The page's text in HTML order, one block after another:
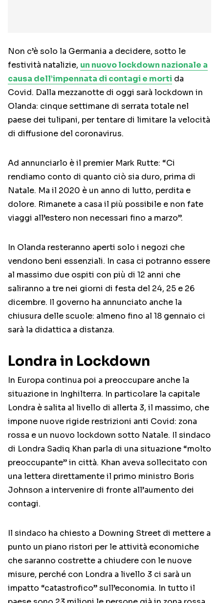
Non c’è solo la Germania a decidere, sotto le
festività natalizie, un nuovo lockdown nazionale a
causa dell’impennata di contagi e morti da
Covid. Dalla mezzanotte di oggi sarà lockdown in
Olanda: cinque settimane di serrata totale nel
paese dei tulipani, per tentare di limitare la velocità
di diffusione del coronavirus.
Ad annunciarlo è il premier Mark Rutte: “Ci
rendiamo conto di quanto ciò sia duro, prima di
Natale. Ma il 2020 è un anno di lutto, perdita e
dolore. Rimanete a casa il più possibile e non fate
viaggi all’estero non necessari fino a marzo”.
In Olanda resteranno aperti solo i negozi che
vendono beni essenziali. In casa ci potranno essere
al massimo due ospiti con più di 12 anni che
saliranno a tre nei giorni di festa del 24, 25 e 26
dicembre. Il governo ha annunciato anche la
chiusura delle scuole: almeno fino al 18 gennaio ci
sarà la didattica a distanza.
Londra in Lockdown
In Europa continua poi a preoccupare anche la
situazione in Inghilterra. In particolare la capitale
Londra è salita al livello di allerta 3, il massimo, che
impone nuove rigide restrizioni anti Covid: zona
rossa e un nuovo lockdown sotto Natale. Il sindaco
di Londra Sadiq Khan parla di una situazione “molto
preoccupante” in città. Khan aveva sollecitato con
una lettera direttamente il primo ministro Boris
Johnson a intervenire di fronte all’aumento dei
contagi.
Il sindaco ha chiesto a Downing Street di mettere a
punto un piano ristori per le attività economiche
che saranno costrette a chiudere con le nuove
misure, perché con Londra a livello 3 ci sarà un
impatto “catastrofico” sull’economia. In tutto il